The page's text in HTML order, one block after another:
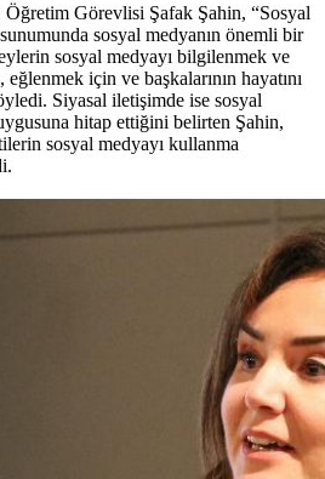
Görevlisi Şafak Şahin, “Sosyal
sosyal medyanın önemli bir
sosyal medyayı bilgilenmek ve
için ve başkalarının hayatını
Siyasal iletişimde ise sosyal
hitap ettiğini belirten Şahin,
sosyal medyayı kullanma